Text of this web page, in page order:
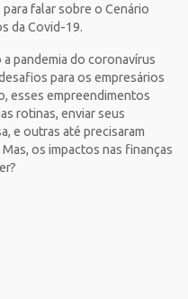
falar sobre o Cenário
da Covid-19.
pandemia do coronavírus
para os empresários
esses empreendimentos
rotinas, enviar seus
e outras até precisaram
os impactos nas finanças